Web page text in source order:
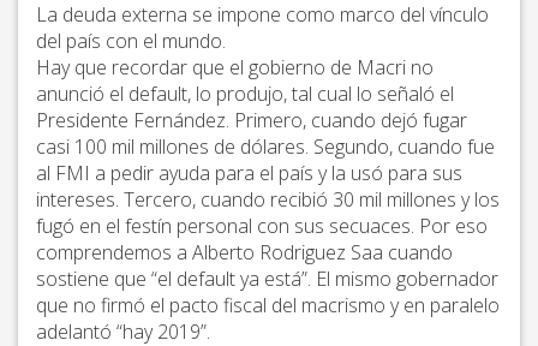
La deuda externa se impone como marco del vínculo
del país con el mundo.
Hay que recordar que el gobierno de Macri no
anunció el default, lo produjo, tal cual lo señaló el
Presidente Fernández. Primero, cuando dejó fugar
casi 100 mil millones de dólares. Segundo, cuando fue
al FMI a pedir ayuda para el país y la usó para sus
intereses. Tercero, cuando recibió 30 mil millones y los
fugó en el festín personal con sus secuaces. Por eso
comprendemos a Alberto Rodriguez Saa cuando
sostiene que “el default ya está”. El mismo gobernador
que no firmó el pacto fiscal del macrismo y en paralelo
adelantó “hay 2019”.